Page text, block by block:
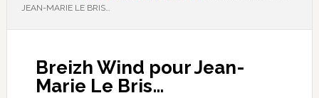
JEAN-MARIE LE BRIS…
Breizh Wind pour Jean-
Marie Le Bris…